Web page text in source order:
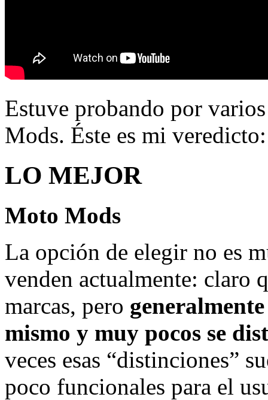
Estuve probando por
Mods. Éste es mi veredicto:
LO MEJOR
Moto Mods
La opción de elegir no es
venden actualmente: claro
marcas, pero
mismo y muy pocos se
veces esas “distinciones”
poco funcionales para el